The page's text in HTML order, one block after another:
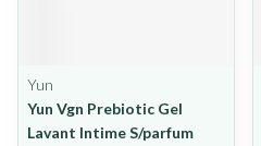
Yun
Yun Vgn Prebiotic Gel
Lavant Intime S/parfum